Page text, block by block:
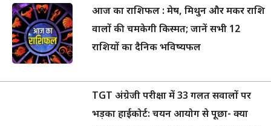
आज का राशिफल : मेष, मिथुन और मकर राशि
वालों की चमकेगी किस्मत; जानें सभी 12
राशियों का दैनिक भविष्यफल
TGT अंग्रेजी परीक्षा में 33 गलत सवालों पर
भड़का हाईकोर्ट: चयन आयोग से पूछा- क्या